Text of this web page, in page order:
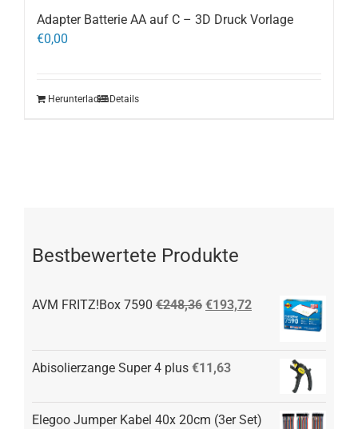
Adapter Batterie AA auf C – 3D Druck Vorlage
€0,00
Herunterladen Details
Bestbewertete Produkte
AVM FRITZ!Box 7590 €248,36 €193,72
Abisolierzange Super 4 plus €11,63
Elegoo Jumper Kabel 40x 20cm (3er Set)